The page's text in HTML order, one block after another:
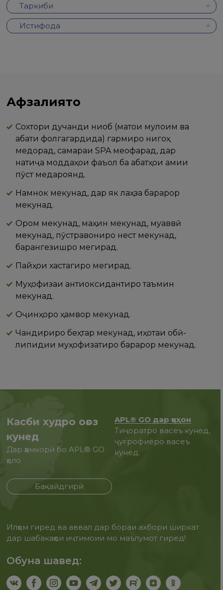
Таркиби
Истифода
Афзалиятҳо
Сохтори дучанди ниқоб (матои мулоим ва
қабати фолгагардида) гармиро нигоҳ
медорад, самараи SPA меофарад, дар
натиҷа моддаҳои фаъол ба қабатҳои амиқи
пӯст медароянд.
Намнок мекунад, дар як лаҳза барқарор
мекунад.
Ором мекунад, маҳин мекунад, муқаввӣ
мекунад, пӯстравониро нест мекунад,
барангезишро мегирад.
Пайҳои хастагиро мегирад.
Муҳофизаи антиоксидантиро таъмин
мекунад.
Оҷинҳоро ҳамвор мекунад.
Чандириро беҳтар мекунад, иҳотаи обӣ-
липидии муҳофизатиро барқарор мекунад.
Касби худро оғоз
кунед
Дар ҳамкорӣ бо APL® GO
ҳоло
Бақайдгирӣ
APL® GO дар ҷаҳон
Тиҷоратро васеъ кунед,
ҷуғрофиёро васеъ
кунед.
Илҳом гиред ва аввал дар бораи ахбори ширкат
дар шабакаҳои иҷтимоии мо маълумот гиред!
Обуна шавед: